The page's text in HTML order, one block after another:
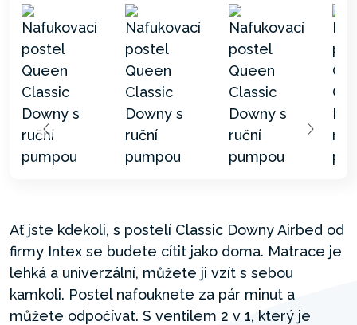
Ať jste kdekoli, s postelí Classic Downy Airbed od
firmy Intex se budete cítit jako doma. Matrace je
lehká a univerzální, můžete ji vzít s sebou
kamkoli. Postel nafouknete za pár minut a
můžete odpočívat. S ventilem 2 v 1, který je